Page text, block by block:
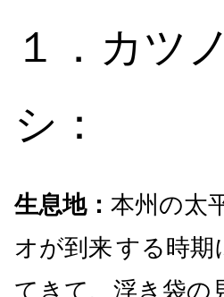
１．カツ
シ：
生息地： 本州の太
オが到来する時期
てきて、浮き袋の